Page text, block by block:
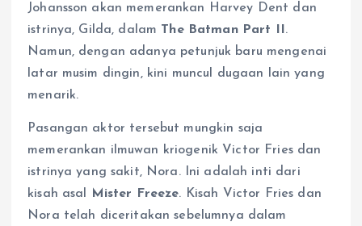
Johansson akan memerankan Harvey Dent dan
istrinya, Gilda, dalam The Batman Part II .
Namun, dengan adanya petunjuk baru mengenai
latar musim dingin, kini muncul dugaan lain yang
menarik.
Pasangan aktor tersebut mungkin saja
memerankan ilmuwan kriogenik Victor Fries dan
istrinya yang sakit, Nora. Ini adalah inti dari
kisah asal
Mister Freeze. Kisah Victor Fries dan
Nora telah diceritakan sebelumnya dalam